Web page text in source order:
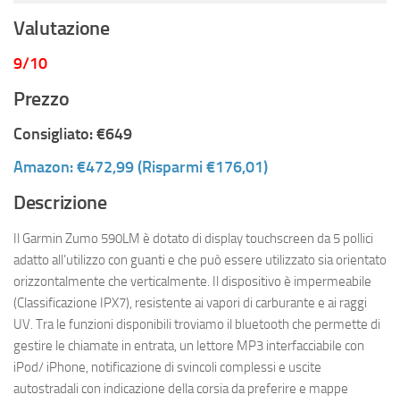
Valutazione
9/10
Prezzo
Consigliato: €649
Amazon: €472,99 (Risparmi €176,01)
Descrizione
Il Garmin Zumo 590LM è dotato di display touchscreen da 5 pollici
adatto all’utilizzo con guanti e che può essere utilizzato sia orientato
orizzontalmente che verticalmente. Il dispositivo è impermeabile
(Classificazione IPX7), resistente ai vapori di carburante e ai raggi
UV. Tra le funzioni disponibili troviamo il bluetooth che permette di
gestire le chiamate in entrata, un lettore MP3 interfacciabile con
iPod/ iPhone, notificazione di svincoli complessi e uscite
autostradali con indicazione della corsia da preferire e mappe